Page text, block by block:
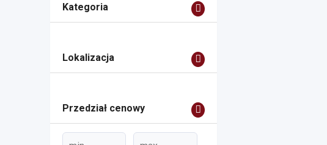
Kategoria
Lokalizacja
Przedział cenowy